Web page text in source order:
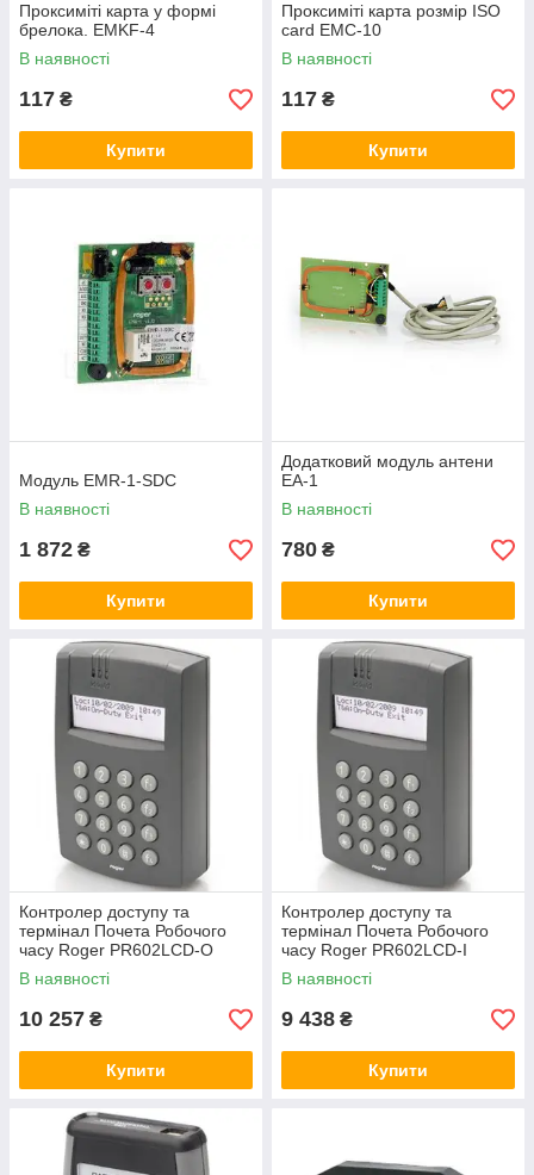
Проксиміті карта у формі
брелока. EMKF-4
В наявності
117 ₴
Купити
Проксиміті карта розмір ISO
card EMC-10
В наявності
117 ₴
Купити
Модуль EMR-1-SDC
В наявності
1 872 ₴
Купити
Додатковий модуль антени
EA-1
В наявності
780 ₴
Купити
Контролер доступу та
термінал Почета Робочого
часу Roger PR602LCD-O
В наявності
10 257 ₴
Купити
Контролер доступу та
термінал Почета Робочого
часу Roger PR602LCD-I
В наявності
9 438 ₴
Купити